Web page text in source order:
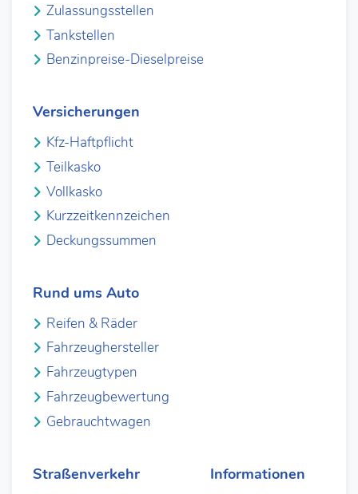
Zulassungsstellen
Tankstellen
Benzinpreise-Dieselpreise
Versicherungen
Kfz-Haftpflicht
Teilkasko
Vollkasko
Kurzzeitkennzeichen
Deckungssummen
Rund ums Auto
Reifen & Räder
Fahrzeughersteller
Fahrzeugtypen
Fahrzeugbewertung
Gebrauchtwagen
Straßenverkehr Informationen